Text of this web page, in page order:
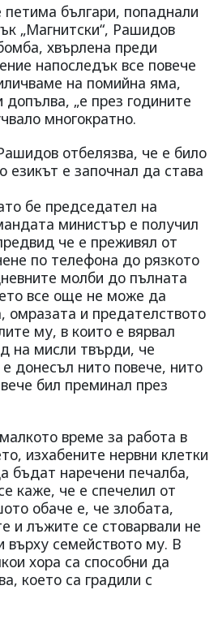
българи, попаднали
„Магнитски“, Рашидов
хвърлена преди
напоследък все повече
на помийна яма,
допълва, „е през годините
многократно.
отбелязва, че е било
езикът е започнал да става
бе председател на
министър е получил
че е преживял от
по телефона до рязкото
молби до пълната
все още не може да
омразата и предателството
му, в които е вярвал
на мисли твърди, че
донесъл нито повече, нито
бил преминал през
време за работа в
изхабените нервни клетки
бъдат наречени печалба,
каже, че е спечелил от
обаче е, че злобата,
и лъжите се стоварвали не
върху семейството му. В
хора са способни да
което са градили с